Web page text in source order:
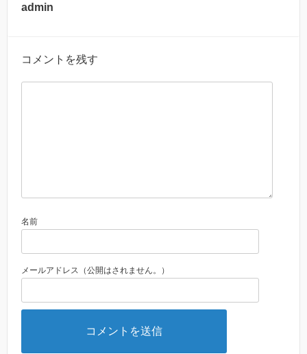
admin
コメントを残す
名前
メールアドレス（公開はされません。）